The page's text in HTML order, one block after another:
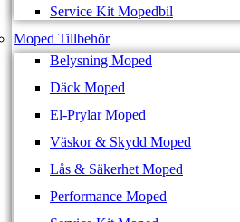
Service Kit Mopedbil
Moped Tillbehör
Belysning Moped
Däck Moped
El-Prylar Moped
Väskor & Skydd Moped
Lås & Säkerhet Moped
Performance Moped